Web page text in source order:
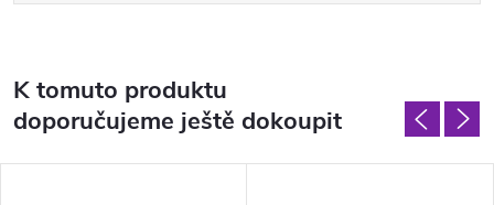
K tomuto produktu
doporučujeme ještě dokoupit